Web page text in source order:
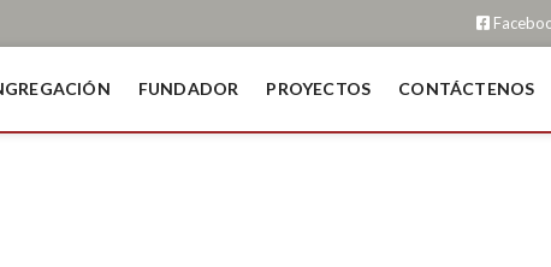
FUNDADOR PROYECTOS CONTÁCTENOS